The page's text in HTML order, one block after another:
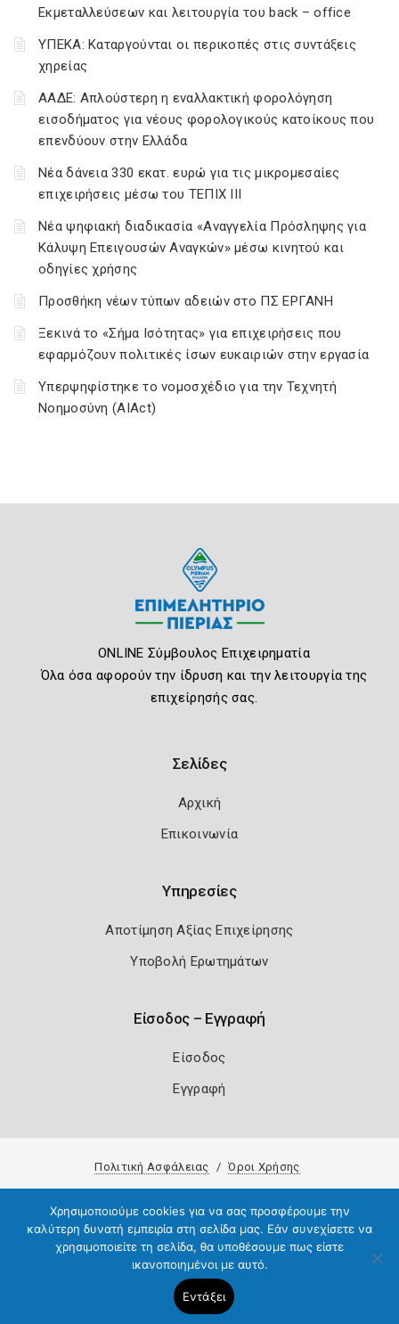
Εκμεταλλεύσεων και λειτουργία του back – office
ΥΠΕΚΑ: Καταργούνται οι περικοπές στις συντάξεις
χηρείας
ΑΑΔΕ: Απλούστερη η εναλλακτική φορολόγηση
εισοδήματος για νέους φορολογικούς κατοίκους που
επενδύουν στην Ελλάδα
Νέα δάνεια 330 εκατ. ευρώ για τις μικρομεσαίες
επιχειρήσεις μέσω του ΤΕΠΙΧ ΙΙΙ
Νέα ψηφιακή διαδικασία «Αναγγελία Πρόσληψης για
Κάλυψη Επειγουσών Αναγκών» μέσω κινητού και
οδηγίες χρήσης
Προσθήκη νέων τύπων αδειών στο ΠΣ ΕΡΓΑΝΗ
Ξεκινά το «Σήμα Ισότητας» για επιχειρήσεις που
εφαρμόζουν πολιτικές ίσων ευκαιριών στην εργασία
Υπερψηφίστηκε το νομοσχέδιο για την Τεχνητή
Νοημοσύνη (AIAct)
ONLINE Σύμβουλος Επιχειρηματία
Όλα όσα αφορούν την ίδρυση και την λειτουργία της
επιχείρησής σας.
Σελίδες
Αρχική
Επικοινωνία
Υπηρεσίες
Αποτίμηση Αξίας Επιχείρησης
Υποβολή Ερωτημάτων
Είσοδος – Εγγραφή
Είσοδος
Εγγραφή
Πολιτική Ασφάλειας Όροι Χρήσης
Χρησιμοποιούμε cookies για να σας προσφέρουμε την
καλύτερη δυνατή εμπειρία στη σελίδα μας. Εάν συνεχίσετε να
χρησιμοποιείτε τη σελίδα, θα υποθέσουμε πως είστε
ικανοποιημένοι με αυτό.
Εντάξει